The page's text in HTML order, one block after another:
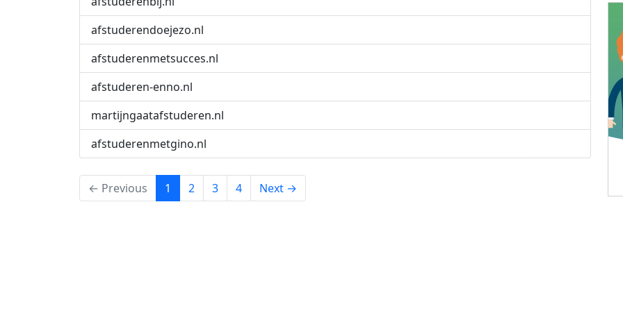
afstuderendoejezo.nl
afstuderenmetsucces.nl
afstuderen-enno.nl
martijngaatafstuderen.nl
afstuderenmetgino.nl
← Previous 1 (current)
2 3 4 Next →